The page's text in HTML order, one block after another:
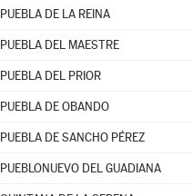
PUEBLA DE LA REINA
PUEBLA DEL MAESTRE
PUEBLA DEL PRIOR
PUEBLA DE OBANDO
PUEBLA DE SANCHO PÉREZ
PUEBLONUEVO DEL GUADIANA